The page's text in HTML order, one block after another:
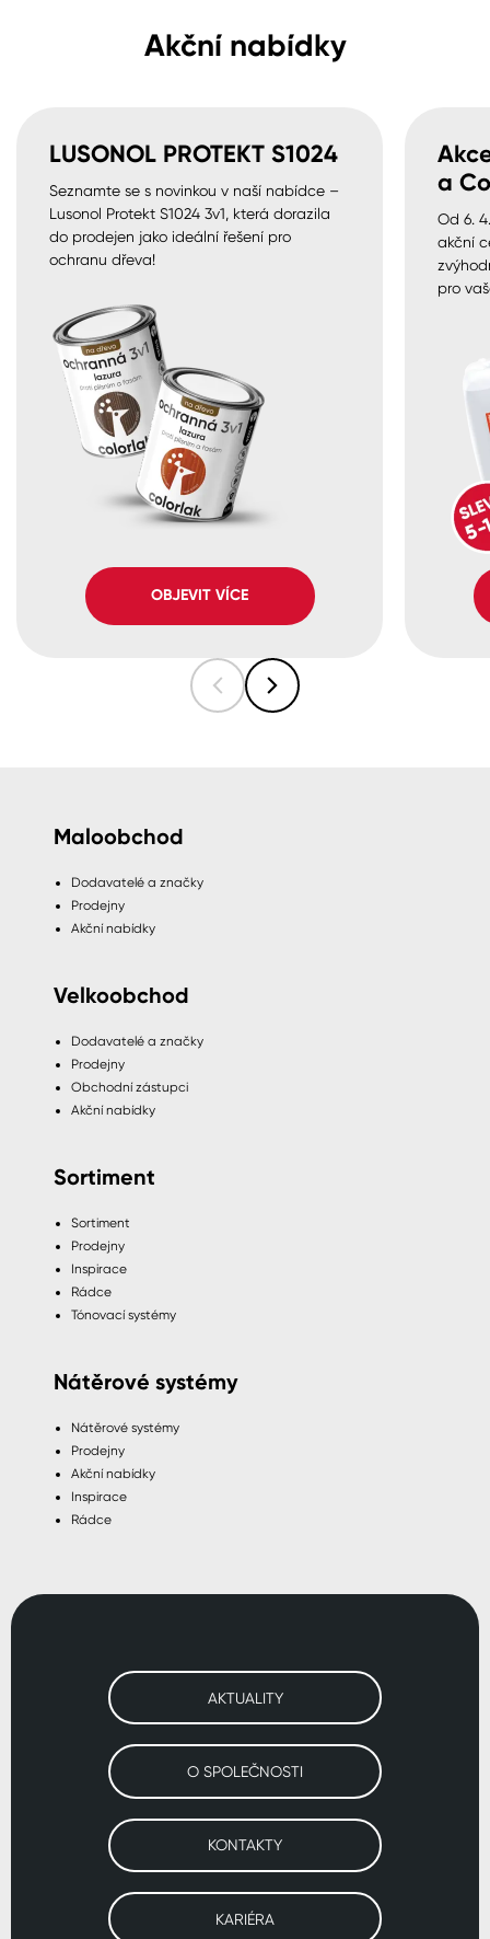
Akční nabídky
LUSONOL PROTEKT S1024
Seznamte se s novinkou v naší nabídce –
Lusonol Protekt S1024 3v1, která dorazila
do prodejen jako ideální řešení pro
ochranu dřeva!
OBJEVIT VÍCE
a
Od 6.
akční
pro
Maloobchod
Dodavatelé a značky
Prodejny
Akční nabídky
Velkoobchod
Dodavatelé a značky
Prodejny
Obchodní zástupci
Akční nabídky
Sortiment
Sortiment
Prodejny
Inspirace
Rádce
Tónovací systémy
Nátěrové systémy
Nátěrové systémy
Prodejny
Akční nabídky
Inspirace
Rádce
AKTUALITY
O SPOLEČNOSTI
KONTAKTY
KARIÉRA